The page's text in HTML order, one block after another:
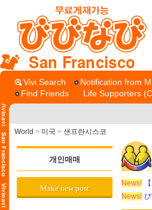
San Francisco
Vivi Search Notification from
Find Friends
Life Supporters
World > 미국 > 샌프란시스코
개인매매
Make new post
News!
News!